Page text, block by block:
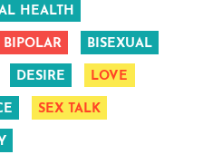
HEALTH
BIPOLAR BISEXUAL
DESIRE LOVE
SEX TALK